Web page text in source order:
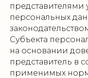
представителями
персональных
Субъекта
на основании
представитель в
применимых